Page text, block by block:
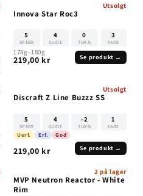
UTSOLGT
Utsolgt
Innova Star Roc3
5
SPEED
4
GLIDE
0
TURN
3
FADE
178g–180g
219,00 kr Se produkt →
UTSOLGT
Utsolgt
Discraft Z Line Buzzz SS
5
SPEED
4
GLIDE
-2
TURN
1
FADE
Uerf. Erf. God
219,00 kr Se produkt →
2 på lager
MVP Neutron Reactor - White
Rim